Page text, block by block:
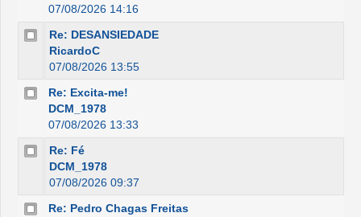
07/08/2026 14:16
Re: DESANSIEDADE
RicardoC
07/08/2026 13:55
Re: Excita-me!
DCM_1978
07/08/2026 13:33
Re: Fé
DCM_1978
07/08/2026 09:37
Re: Pedro Chagas Freitas